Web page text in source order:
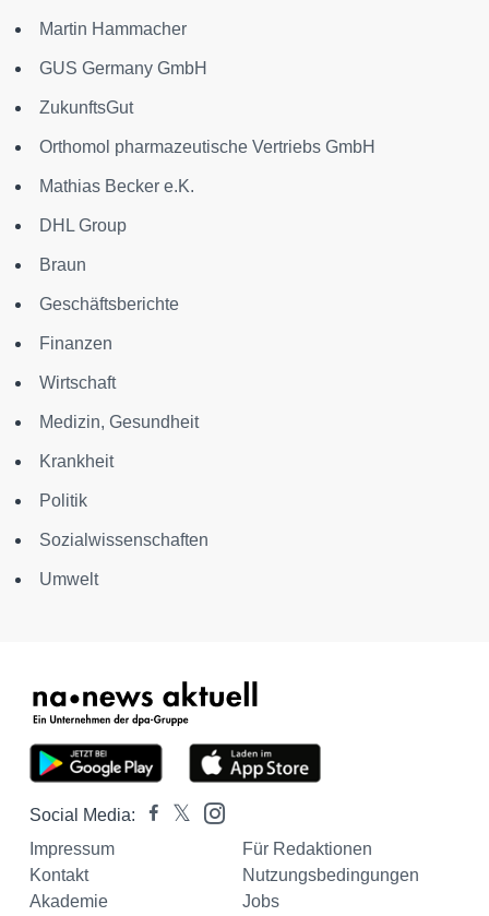
Martin Hammacher
GUS Germany GmbH
ZukunftsGut
Orthomol pharmazeutische Vertriebs GmbH
Mathias Becker e.K.
DHL Group
Braun
Geschäftsberichte
Finanzen
Wirtschaft
Medizin, Gesundheit
Krankheit
Politik
Sozialwissenschaften
Umwelt
Social Media:
Impressum
Für Redaktionen
Kontakt
Nutzungsbedingungen
Akademie
Jobs